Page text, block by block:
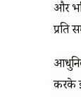
और
प्रति
करके